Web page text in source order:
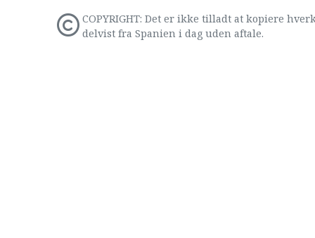
COPYRIGHT: Det er ikke tilladt at kopiere
delvist fra Spanien i dag uden aftale.